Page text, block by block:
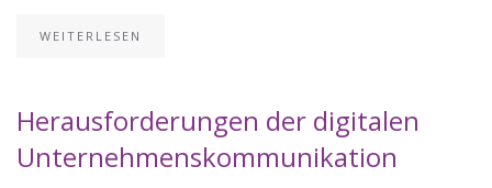
WEITERLESEN
Herausforderungen der digitalen
Unternehmenskommunikation